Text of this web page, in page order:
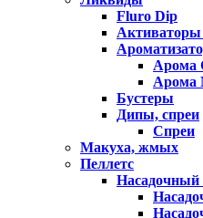
Fluro Dip
Активаторы
Арома
Арома
Бустеры
Дипы, спреи
Спреи
Макуха, жмых
Пеллетс
Насадочный